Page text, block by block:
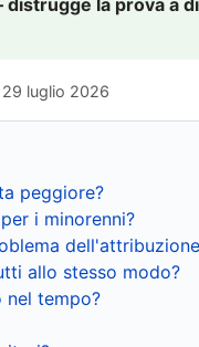
la prova a
29 luglio 2026
peggiore?
i minorenni?
dell'attribuzione
allo stesso modo?
nel tempo?